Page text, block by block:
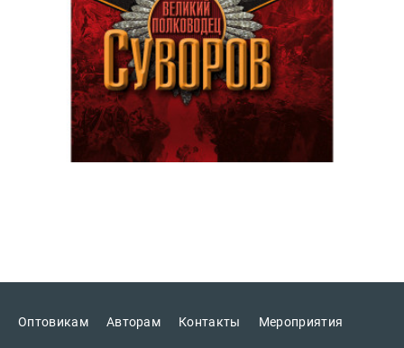
Оптовикам Авторам Контакты Мероприятия